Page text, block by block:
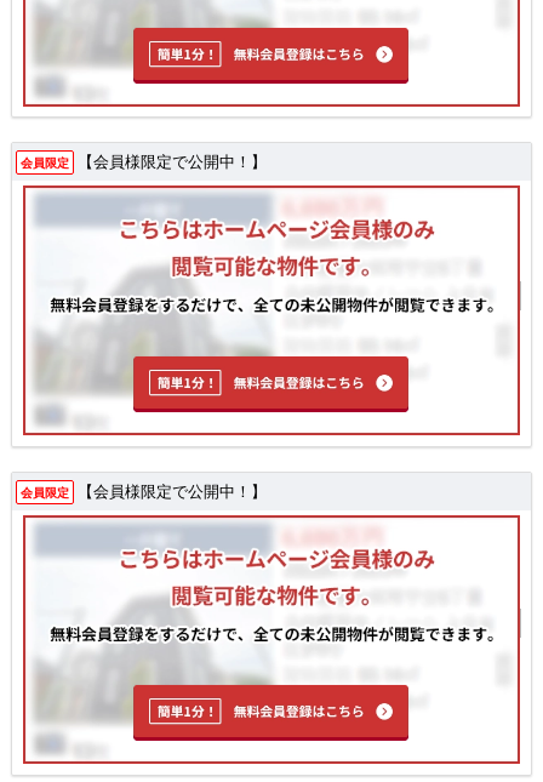
会員限定 【会員様限定で公開中！】
会員限定 【会員様限定で公開中！】